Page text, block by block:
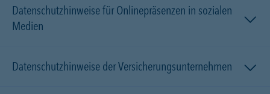
Datenschutzhinweise für Onlinepräsenzen in sozialen
Medien
Datenschutzhinweise der Versicherungsunternehmen